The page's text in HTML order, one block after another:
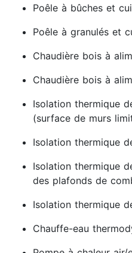
Poêle à bûches et
Poêle à granulés et
Chaudière bois à
Chaudière bois à
Isolation thermique
(surface de murs
Isolation thermique
Isolation thermique
des plafonds de
Isolation thermique
Chauffe-eau